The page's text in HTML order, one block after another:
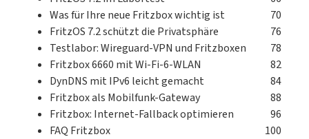
70
Was für Ihre neue Fritzbox wichtig ist
76
FritzOS 7.2 schützt die Privatsphäre
78
Testlabor: Wireguard-VPN und Fritzboxen
82
Fritzbox 6660 mit Wi-Fi-6-WLAN
84
DynDNS mit IPv6 leicht gemacht
88
Fritzbox als Mobilfunk-Gateway
96
Fritzbox: Internet-Fallback optimieren
100
FAQ Fritzbox